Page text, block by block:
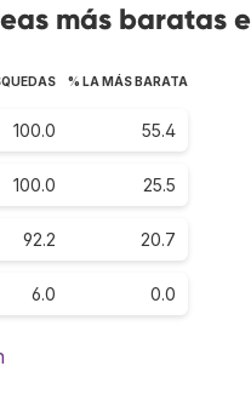
más
% LA MÁS BARATA
100.0 55.4
100.0 25.5
92.2 20.7
6.0 0.0